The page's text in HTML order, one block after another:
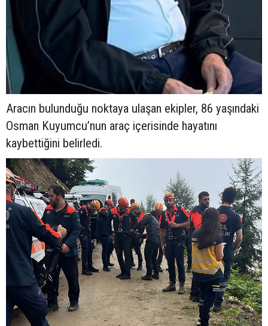
Aracın bulunduğu noktaya ulaşan ekipler, 86 yaşındaki
Osman Kuyumcu’nun araç içerisinde hayatını
kaybettiğini belirledi.